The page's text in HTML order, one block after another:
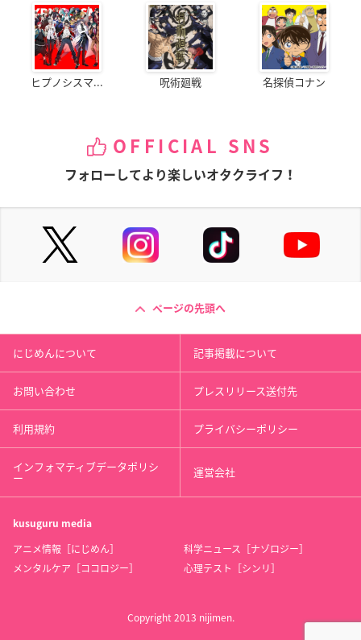
ヒプノシスマ... 呪術廻戦 名探偵コナン
OFFICIAL SNS
フォローしてより楽しいオタクライフ！
ページの先頭へ
にじめんについて 記事掲載について
お問い合わせ プレスリリース送付先
利用規約 プライバシーポリシー
インフォマティブデータポリシ
ー 運営会社
kusuguru media
アニメ情報［にじめん］
科学ニュース［ナゾロジー］
メンタルケア［ココロジー］
心理テスト［シンリ］
Copyright 2013 nijimen.